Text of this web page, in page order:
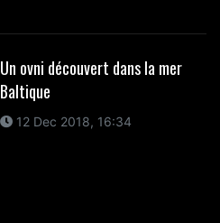
Un ovni découvert dans la mer
Baltique
12 Dec 2018, 16:34